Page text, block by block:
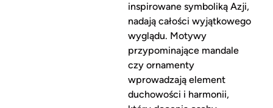
inspirowane symboliką Azji,
nadają całości wyjątkowego
wyglądu. Motywy
przypominające mandale
czy ornamenty
wprowadzają element
duchowości i harmonii,